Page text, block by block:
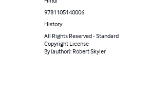
9781105140006
History
All Rights Reserved - Standard
Copyright License
By (author): Robert Skyler